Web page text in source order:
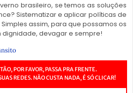
brasileiro, se temos as soluções
Sistematizar e aplicar políticas de
assim, para que possamos os
devagar e sempre!
POR FAVOR, PASSA PRA FRENTE.
REDES. NÃO CUSTA NADA, É SÓ CLICAR!